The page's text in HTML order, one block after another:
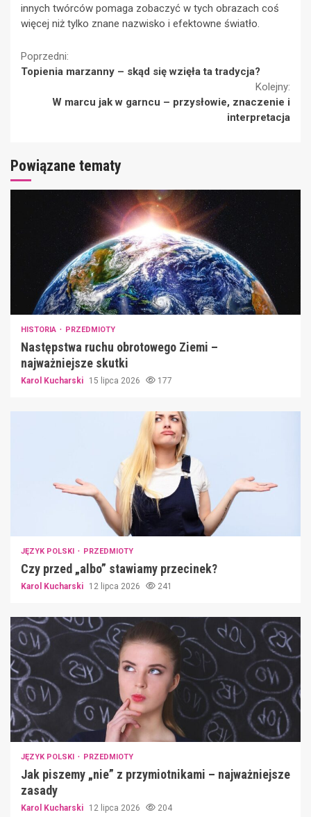
innych twórców pomaga zobaczyć w tych obrazach coś
więcej niż tylko znane nazwisko i efektowne światło.
Continue
Poprzedni:
Topienia marzanny – skąd się wzięła ta tradycja?
Kolejny:
W marcu jak w garncu – przysłowie, znaczenie i
interpretacja
Powiązane tematy
HISTORIA PRZEDMIOTY
Następstwa ruchu obrotowego Ziemi –
najważniejsze skutki
Karol Kucharski 15 lipca 2026 177
JĘZYK POLSKI PRZEDMIOTY
Czy przed „albo” stawiamy przecinek?
Karol Kucharski 12 lipca 2026 241
JĘZYK POLSKI PRZEDMIOTY
Jak piszemy „nie” z przymiotnikami – najważniejsze
zasady
Karol Kucharski 12 lipca 2026 204